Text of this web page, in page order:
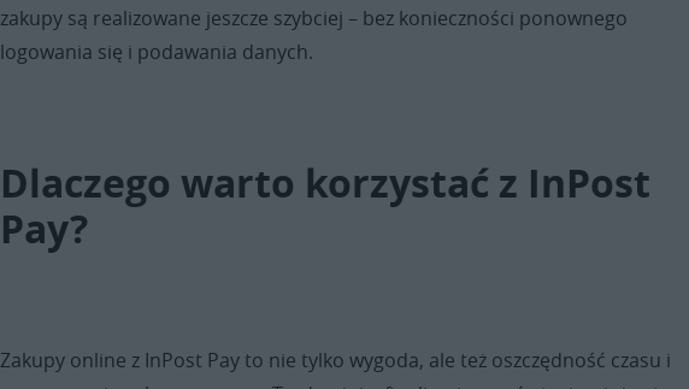
zakupy są realizowane jeszcze szybciej – bez konieczności ponownego
logowania się i podawania danych.
Dlaczego warto korzystać z InPost
Pay?
Zakupy online z InPost Pay to nie tylko wygoda, ale też oszczędność czasu i